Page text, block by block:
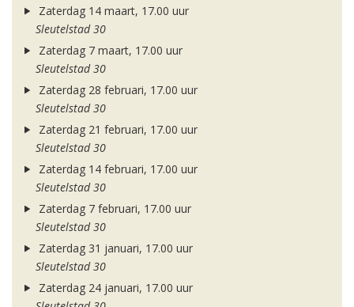
Zaterdag 14 maart, 17.00 uur
Sleutelstad 30
Zaterdag 7 maart, 17.00 uur
Sleutelstad 30
Zaterdag 28 februari, 17.00 uur
Sleutelstad 30
Zaterdag 21 februari, 17.00 uur
Sleutelstad 30
Zaterdag 14 februari, 17.00 uur
Sleutelstad 30
Zaterdag 7 februari, 17.00 uur
Sleutelstad 30
Zaterdag 31 januari, 17.00 uur
Sleutelstad 30
Zaterdag 24 januari, 17.00 uur